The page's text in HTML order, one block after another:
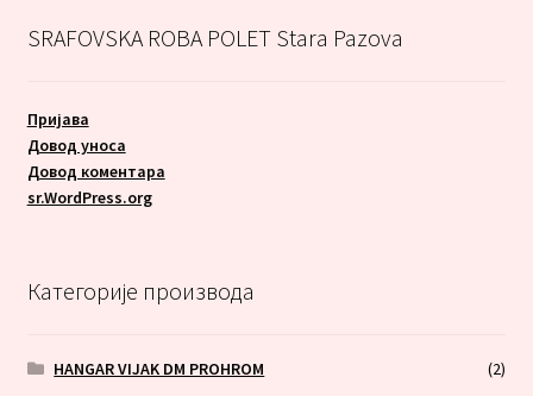
SRAFOVSKA ROBA POLET Stara Pazova
Пријава
Довод уноса
Довод коментара
sr.WordPress.org
Категорије производа
HANGAR VIJAK DM PROHROM
(2)